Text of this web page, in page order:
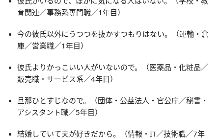
育関連／事務系専門職／1年目）
今の彼氏以外にうつつを抜かすつもりはない。（運輸・倉
庫／営業職／1年目）
彼氏よりかっこいい人がいないので。（医薬品・化粧品／
販売職・サービス系／4年目）
旦那ひとすじなので。（団体・公益法人・官公庁／秘書・
アシスタント職／5年目）
結婚していて夫が好きだから。（情報・IT／技術職／7年